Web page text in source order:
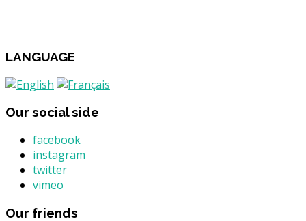
LANGUAGE
Our social side
facebook
instagram
twitter
vimeo
Our friends